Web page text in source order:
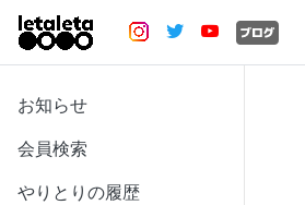
お知らせ
会員検索
やりとりの履歴